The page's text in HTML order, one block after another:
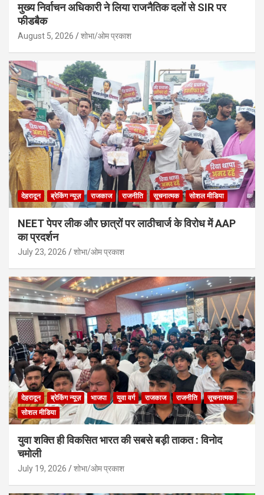
मुख्य निर्वाचन अधिकारी ने लिया राजनैतिक दलों से SIR पर
फीडबैक
August 5, 2026 शोभा/ओम प्रकाश
देहरादून ब्रेकिंग न्यूज़ राजकाज राजनीति सूचनात्मक सोशल मीडिया
NEET पेपर लीक और छात्रों पर लाठीचार्ज के विरोध में AAP
का प्रदर्शन
July 23, 2026 शोभा/ओम प्रकाश
देहरादून ब्रेकिंग न्यूज़ भाजपा युवा वर्ग राजकाज राजनीति
सूचनात्मक
सोशल मीडिया
युवा शक्ति ही विकसित भारत की सबसे बड़ी ताकत : विनोद
चमोली
July 19, 2026 शोभा/ओम प्रकाश